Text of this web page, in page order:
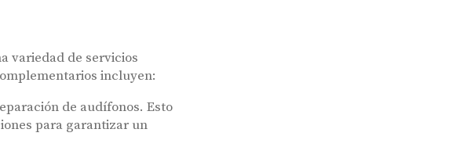
variedad de servicios
incluyen:
de audífonos. Esto
para garantizar un